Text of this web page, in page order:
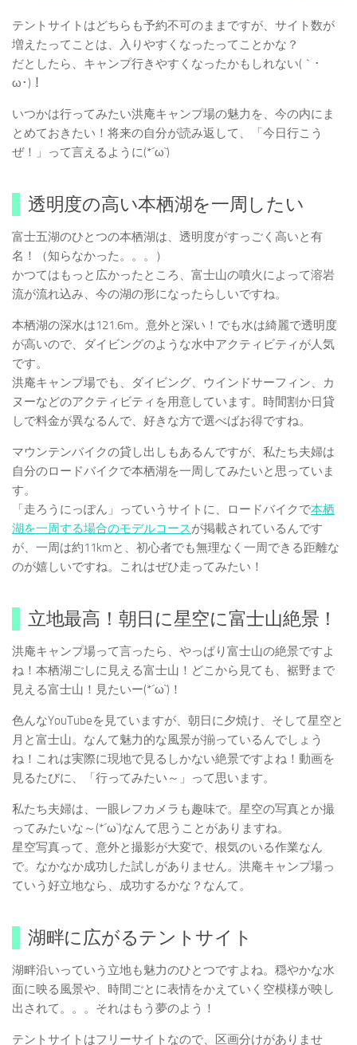
テントサイトはどちらも予約不可のままですが、サイト数が
増えたってことは、入りやすくなったってことかな？
だとしたら、キャンプ行きやすくなったかもしれない(｀･
ω･)！
いつかは行ってみたい洪庵キャンプ場の魅力を、今の内にま
とめておきたい！将来の自分が読み返して、「今日行こう
ぜ！」って言えるように(*´ω`)
透明度の高い本栖湖を一周したい
富士五湖のひとつの本栖湖は、透明度がすっごく高いと有
名！（知らなかった。。。）
かつてはもっと広かったところ、富士山の噴火によって溶岩
流が流れ込み、今の湖の形になったらしいですね。
本栖湖の深水は121.6m。意外と深い！でも水は綺麗で透明度
が高いので、ダイビングのような水中アクティビティが人気
です。
洪庵キャンプ場でも、ダイビング、ウインドサーフィン、カ
ヌーなどのアクティビティを用意しています。時間割か日貸
しで料金が異なるんで、好きな方で選べばお得ですね。
マウンテンバイクの貸し出しもあるんですが、私たち夫婦は
自分のロードバイクで本栖湖を一周してみたいと思っていま
す。
「走ろうにっぽん」っていうサイトに、ロードバイクで本栖
湖を一周する場合のモデルコースが掲載されているんです
が、一周は約11kmと、初心者でも無理なく一周できる距離な
のが嬉しいですね。これはぜひ走ってみたい！
立地最高！朝日に星空に富士山絶景！
洪庵キャンプ場って言ったら、やっぱり富士山の絶景ですよ
ね！本栖湖ごしに見える富士山！どこから見ても、裾野まで
見える富士山！見たいー(*´ω`)！
色んなYouTubeを見ていますが、朝日に夕焼け、そして星空と
月と富士山。なんて魅力的な風景が揃っているんでしょう
ね！これは実際に現地で見るしかない絶景ですよね！動画を
見るたびに、「行ってみたい～」って思います。
私たち夫婦は、一眼レフカメラも趣味で。星空の写真とか撮
ってみたいな～(*´ω`)なんて思うことがありますね。
星空写真って、意外と撮影が大変で、根気のいる作業なん
で。なかなか成功した試しがありません。洪庵キャンプ場っ
ていう好立地なら、成功するかな？なんて。
湖畔に広がるテントサイト
湖畔沿いっていう立地も魅力のひとつですよね。穏やかな水
面に映る風景や、時間ごとに表情をかえていく空模様が映し
出されて。。。それはもう夢のよう！
テントサイトはフリーサイトなので、区画分けがありませ